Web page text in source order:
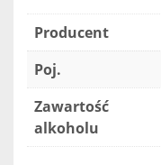
Producent
Poj.
Zawartość
alkoholu